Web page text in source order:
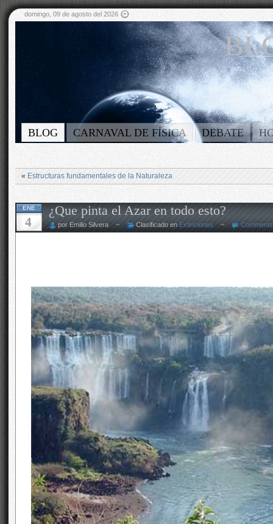
domingo, 09 de agosto del 2026
BLOG CARNAVAL DE FÍSICA DEBATE
« Estructuras fundamentales de la Naturaleza
ENE
4
¿Que pinta el Azar en todo esto?
por Emilio Silvera ~ Clasificado en Extinciones ~